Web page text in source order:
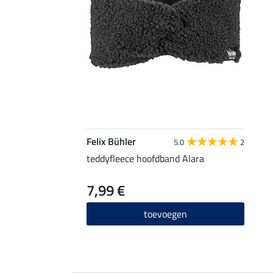
Felix Bühler 5.0 2
teddyfleece hoofdband Alara
7,99 €
toevoegen